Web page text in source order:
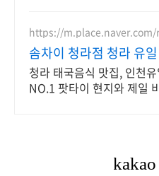
https://m.place.naver.com/
1
솜차이 청라점 청라 유
청라 태국음식 맛집, 인천
NO.1 팟타이 현지와 제일